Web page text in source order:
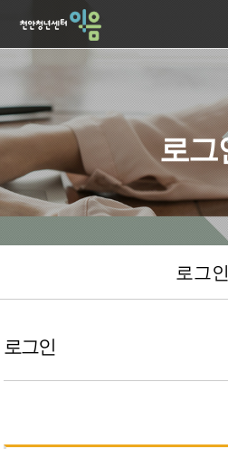
로그
로그인
로그인